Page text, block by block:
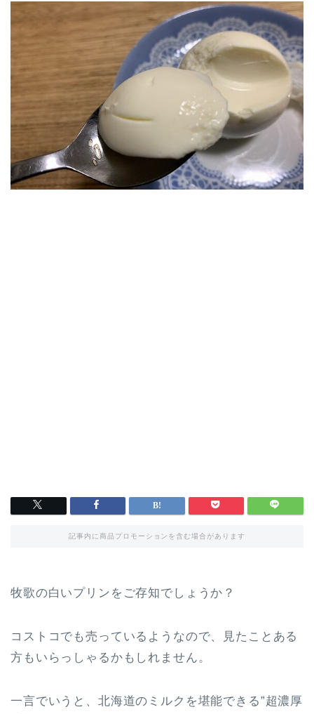
記事内に商品プロモーションを含む場合があります
牧歌の白いプリンをご存知でしょうか？
コストコでも売っているようなので、見たことある
方もいらっしゃるかもしれません。
一言でいうと、北海道のミルクを堪能できる”超濃厚